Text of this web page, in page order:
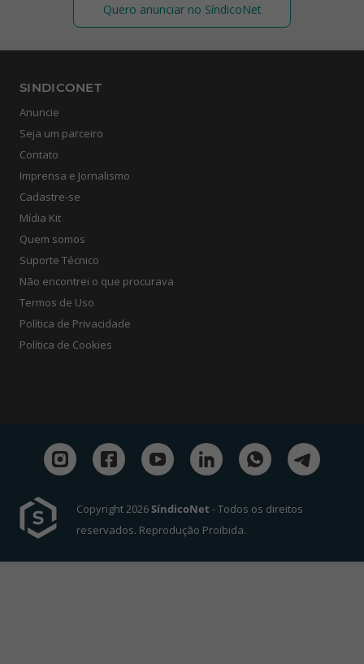
Quero anunciar no SíndicoNet
SINDICONET
Anuncie
Seja um parceiro
Contato
Imprensa e Jornalismo
Cadastre-se
Mídia Kit
Quem somos
Suporte Técnico
Não encontrei o que procurava
Termos de Uso
Política de Privacidade
Política de Cookies
Copyright 2026SíndicoNet - Todos os direitos
reservados. Reprodução Proibida.